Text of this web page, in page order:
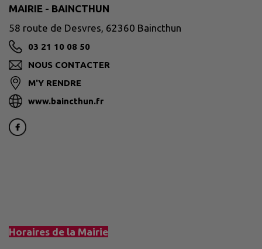
MAIRIE - BAINCTHUN
58 route de Desvres, 62360 Baincthun
03 21 10 08 50
NOUS CONTACTER
M'Y RENDRE
www.baincthun.fr
Horaires de la Mairie